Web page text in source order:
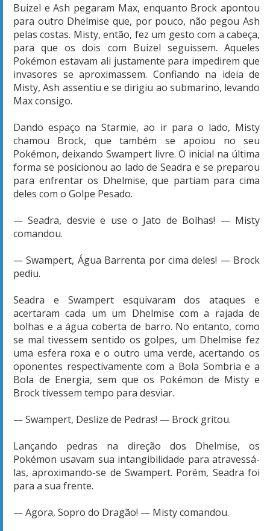
Buizel e Ash pegaram Max, enquanto Brock apontou
para outro Dhelmise que, por pouco, não pegou Ash
pelas costas. Misty, então, fez um gesto com a cabeça,
para que os dois com Buizel seguissem. Aqueles
Pokémon estavam ali justamente para impedirem que
invasores se aproximassem. Confiando na ideia de
Misty, Ash assentiu e se dirigiu ao submarino, levando
Max consigo.
Dando espaço na Starmie, ao ir para o lado, Misty
chamou Brock, que também se apoiou no seu
Pokémon, deixando Swampert livre. O inicial na última
forma se posicionou ao lado de Seadra e se preparou
para enfrentar os Dhelmise, que partiam para cima
deles com o Golpe Pesado.
— Seadra, desvie e use o Jato de Bolhas! — Misty
comandou.
— Swampert, Água Barrenta por cima deles! — Brock
pediu.
Seadra e Swampert esquivaram dos ataques e
acertaram cada um um Dhelmise com a rajada de
bolhas e a água coberta de barro. No entanto, como
se mal tivessem sentido os golpes, um Dhelmise fez
uma esfera roxa e o outro uma verde, acertando os
oponentes respectivamente com a Bola Sombria e a
Bola de Energia, sem que os Pokémon de Misty e
Brock tivessem tempo para desviar.
— Swampert, Deslize de Pedras! — Brock gritou.
Lançando pedras na direção dos Dhelmise, os
Pokémon usavam sua intangibilidade para atravessá-
las, aproximando-se de Swampert. Porém, Seadra foi
para a sua frente.
— Agora, Sopro do Dragão! — Misty comandou.